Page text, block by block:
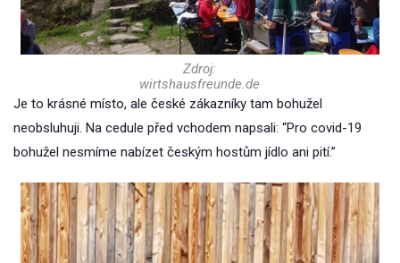
Zdroj:
wirtshausfreunde.de
Je to krásné místo, ale české zákazníky tam bohužel
neobsluhuji. Na cedule před vchodem napsali: “Pro covid-19
bohužel nesmíme nabízet českým hostům jídlo ani pití.”